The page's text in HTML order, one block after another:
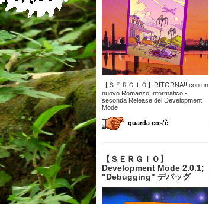
【ＳＥＲＧＩＯ】RITORNA!! con un
nuovo Romanzo Informatico -
seconda Release del Development
Mode
guarda cos'è
【 ＳＥＲＧＩＯ】
Development Mode 2.0.1;
"Debugging" デバッグ